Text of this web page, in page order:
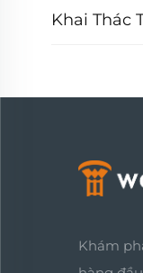
Khai Thác
Khám